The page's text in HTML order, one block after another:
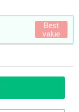
Best
value